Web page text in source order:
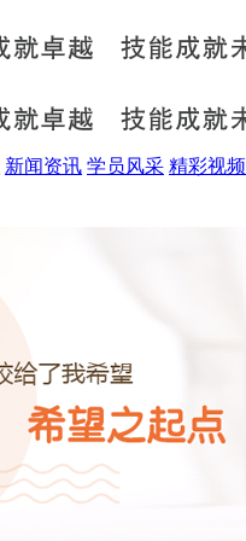
新闻资讯 学员风采 精彩视频